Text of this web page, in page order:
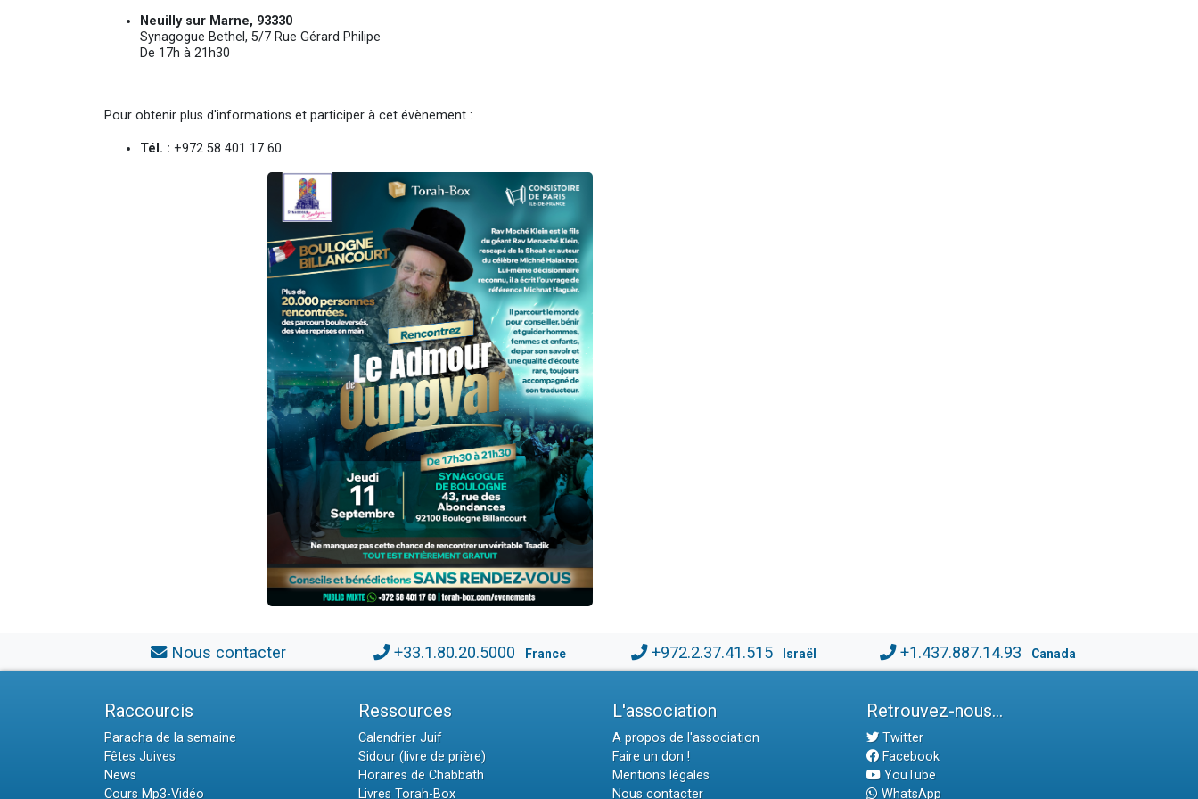
Neuilly sur Marne, 93330
Synagogue Bethel, 5/7 Rue Gérard Philipe
De 17h à 21h30
Pour obtenir plus d'informations et participer à cet évènement :
Tél. : +972 58 401 17 60
Nous contacter +33.1.80.20.5000 France +972.2.37.41.515 Israël +1.437.887.14.93 Canada
Raccourcis
Paracha de la semaine
Fêtes Juives
News
Cours Mp3-Vidéo
Ressources
Calendrier Juif
Sidour (livre de prière)
Horaires de Chabbath
Livres Torah-Box
L'association
A propos de l'association
Faire un don !
Mentions légales
Nous contacter
Retrouvez-nous...
Twitter
Facebook
YouTube
WhatsApp